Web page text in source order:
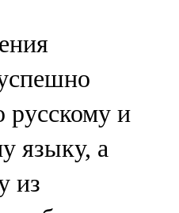
русскому и
языку, а
из